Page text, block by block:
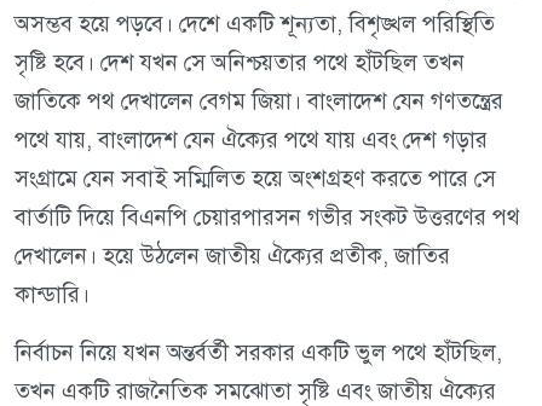
অসম্ভব হয়ে পড়বে। দেশে একটি শূন্যতা, বিশৃঙ্খল পরিস্থিতি
সৃষ্টি হবে। দেশ যখন সে অনিশ্চয়তার পথে হাঁটছিল তখন
জাতিকে পথ দেখালেন বেগম জিয়া। বাংলাদেশ যেন গণতন্ত্রের
পথে যায়, বাংলাদেশ যেন ঐক্যের পথে যায় এবং দেশ গড়ার
সংগ্রামে যেন সবাই সম্মিলিত হয়ে অংশগ্রহণ করতে পারে সে
বার্তাটি দিয়ে বিএনপি চেয়ারপারসন গভীর সংকট উত্তরণের পথ
দেখালেন। হয়ে উঠলেন জাতীয় ঐক্যের প্রতীক, জাতির
কান্ডারি।
নির্বাচন নিয়ে যখন অন্তর্বর্তী সরকার একটি ভুল পথে হাঁটছিল,
তখন একটি রাজনৈতিক সমঝোতা সৃষ্টি এবং জাতীয় ঐক্যের